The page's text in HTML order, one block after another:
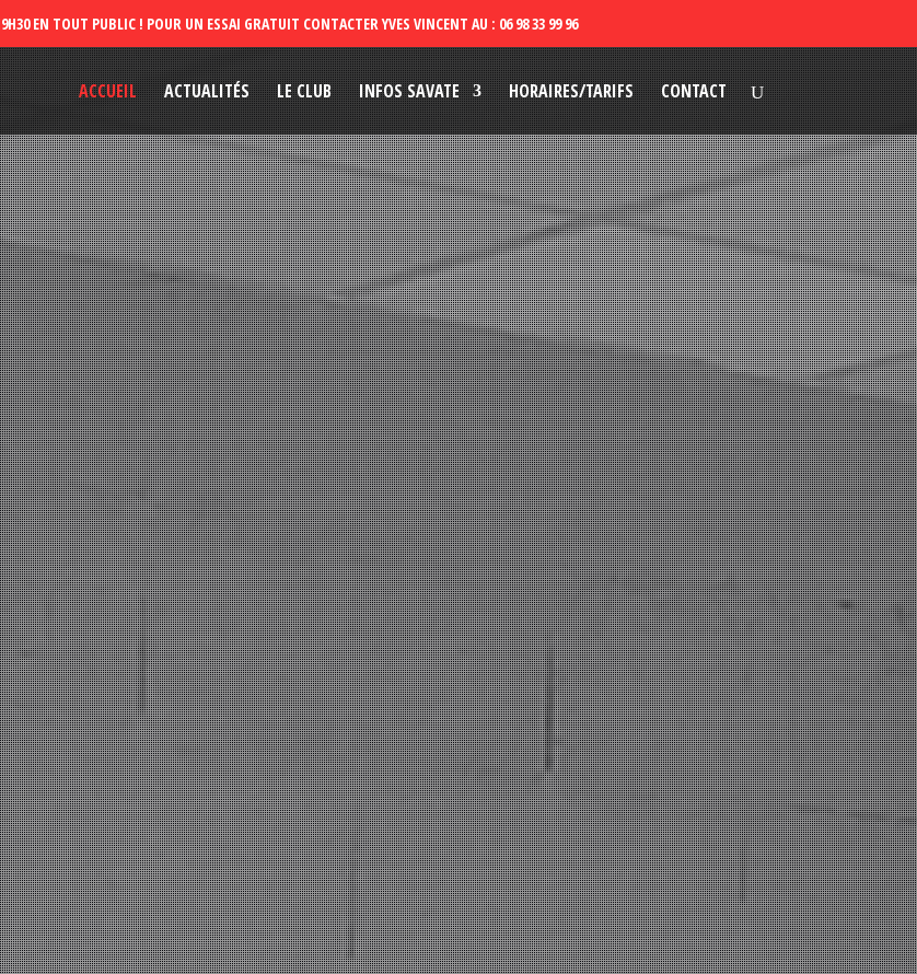
ACCUEIL ACTUALITÉS LE CLUB INFOS SAVATE HORAIRES/TARIFS CONTACT